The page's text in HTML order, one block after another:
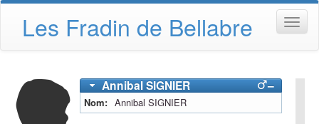
Les Fradin de Bellabre
AnnibalSIGNIER –
Nom AnnibalSIGNIER